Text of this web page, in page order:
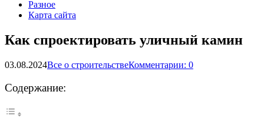
Разное
Карта сайта
Как спроектировать уличный камин
03.08.2024Все о строительствеКомментарии: 0
Содержание: